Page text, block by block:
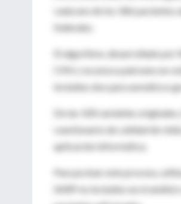
cada uno de los 346
federales.
El algoritmo, desarrollado por
CMU, reconoce patrones en
incluidos dos para asmáticos
De las 100 variables
cuestionario de calidad de
aplicación informática.
Para probar este proceso,
SARP no incluidos en el